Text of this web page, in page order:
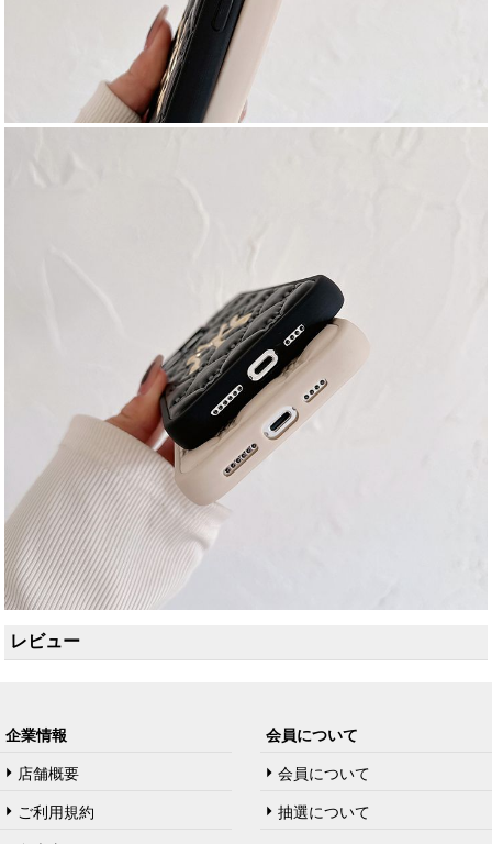
レビュー
企業情報
店舗概要
ご利用規約
会員について
会員について
抽選について